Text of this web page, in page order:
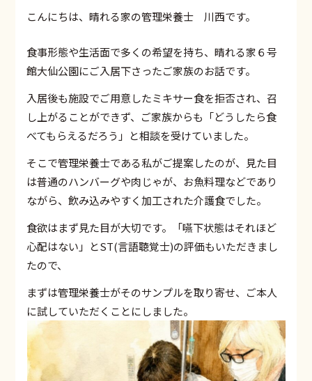
こんにちは、晴れる家の管理栄養士 川西です。
食事形態や生活面で多くの希望を持ち、晴れる家６号
館大仙公園にご入居下さったご家族のお話です。
入居後も施設でご用意したミキサー食を拒否され、召
し上がることができず、ご家族からも「どうしたら食
べてもらえるだろう」と相談を受けていました。
そこで管理栄養士である私がご提案したのが、見た目
は普通のハンバーグや肉じゃが、お魚料理などであり
ながら、飲み込みやすく加工された介護食でした。
食欲はまず見た目が大切です。「嚥下状態はそれほど
心配はない」とST(言語聴覚士)の評価もいただきまし
たので、
まずは管理栄養士がそのサンプルを取り寄せ、ご本人
に試していただくことにしました。